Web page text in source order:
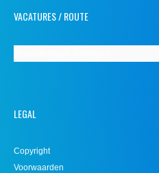
VACATURES / ROUTE
LEGAL
Copyright
Voorwaarden